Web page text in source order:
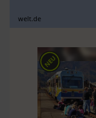
welt.de